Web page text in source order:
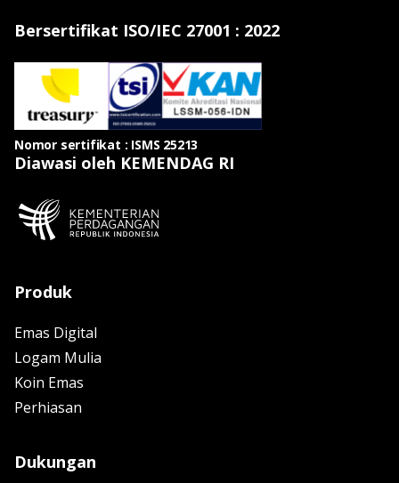
Bersertifikat ISO/IEC 27001 : 2022
Nomor sertifikat : ISMS 25213
Diawasi oleh KEMENDAG RI
Produk
Emas Digital
Logam Mulia
Koin Emas
Perhiasan
Dukungan